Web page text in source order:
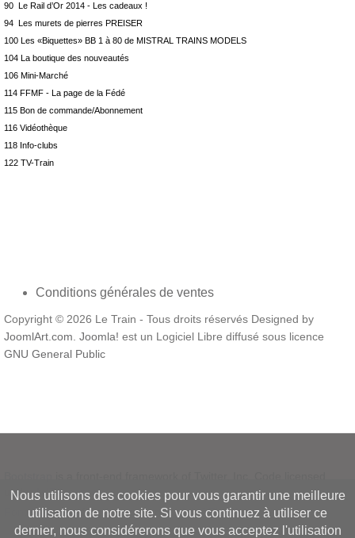
90 Le Rail d’Or 2014 - Les cadeaux !
94 Les murets de pierres PREISER
100 Les «Biquettes» BB 1 à 80 de MISTRAL TRAINS MODELS
104 La boutique des nouveautés
106 Mini-Marché
114 FFMF - La page de la Fédé
115 Bon de commande/Abonnement
116 Vidéothèque
118 Info-clubs
122 TV-Train
Conditions générales de ventes
Copyright © 2026 Le Train - Tous droits réservés Designed by
JoomlArt.com. Joomla! est un Logiciel Libre diffusé sous licence
GNU General Public
underMIT License.
Font Awesomefont licensed underSIL OFL 1.1.
Nous utilisons des cookies pour vous garantir une meilleure
utilisation de notre site. Si vous continuez à utiliser ce
dernier, nous considérerons que vous acceptez l'utilisation